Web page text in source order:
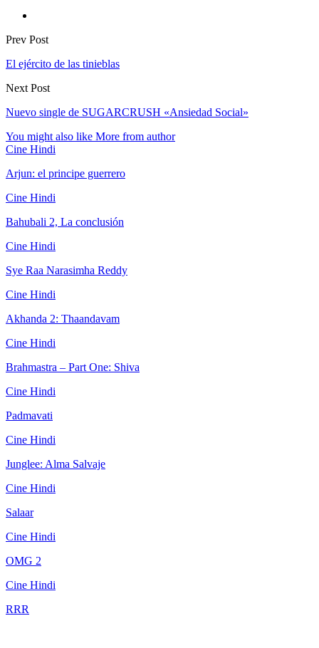
Prev Post
El ejército de las tinieblas
Next Post
Nuevo single de SUGARCRUSH «Ansiedad Social»
You might also like More from author
Cine Hindi
Arjun: el principe guerrero
Cine Hindi
Bahubali 2, La conclusión
Cine Hindi
Sye Raa Narasimha Reddy
Cine Hindi
Akhanda 2: Thaandavam
Cine Hindi
Brahmastra – Part One: Shiva
Cine Hindi
Padmavati
Cine Hindi
Junglee: Alma Salvaje
Cine Hindi
Salaar
Cine Hindi
OMG 2
Cine Hindi
RRR